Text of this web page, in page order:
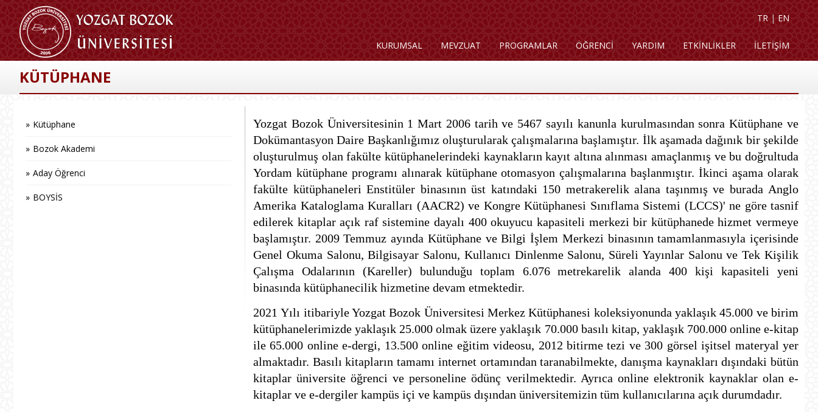
TR| EN
KURUMSAL MEVZUAT PROGRAMLAR ÖĞRENCİ YARDIM ETKİNLİKLER İLETİŞİM
KÜTÜPHANE
Yozgat Bozok Üniversitesinin 1 Mart 2006 tarih ve 5467 sayılı kanunla kurulmasından sonra Kütüphane ve
Dokümantasyon Daire Başkanlığımız oluşturularak çalışmalarına başlamıştır. İlk aşamada dağınık bir şekilde
oluşturulmuş olan fakülte kütüphanelerindeki kaynakların kayıt altına alınması amaçlanmış ve bu doğrultuda
Yordam kütüphane programı alınarak kütüphane otomasyon çalışmalarına başlanmıştır. İkinci aşama olarak
fakülte kütüphaneleri Enstitüler binasının üst katındaki 150 metrakerelik alana taşınmış ve burada Anglo
Amerika Kataloglama Kuralları (AACR2) ve Kongre Kütüphanesi Sınıflama Sistemi (LCCS)' ne göre tasnif
edilerek kitaplar açık raf sistemine dayalı 400 okuyucu kapasiteli merkezi bir kütüphanede hizmet vermeye
başlamıştır. 2009 Temmuz ayında Kütüphane ve Bilgi İşlem Merkezi binasının tamamlanmasıyla içerisinde
Genel Okuma Salonu, Bilgisayar Salonu, Kullanıcı Dinlenme Salonu, Süreli Yayınlar Salonu ve Tek Kişilik
Çalışma Odalarının (Kareller) bulunduğu toplam 6.076 metrekarelik alanda 400 kişi kapasiteli yeni
binasında kütüphanecilik hizmetine devam etmektedir.
2021 Yılı itibariyle Yozgat Bozok Üniversitesi Merkez Kütüphanesi koleksiyonunda yaklaşık 45.000 ve birim
kütüphanelerimizde yaklaşık 25.000 olmak üzere yaklaşık 70.000 basılı kitap, yaklaşık 700.000 online e-kitap
ile 65.000 online e-dergi, 13.500 online eğitim videosu, 2012 bitirme tezi ve 300 görsel işitsel materyal yer
almaktadır. Basılı kitapların tamamı internet ortamından taranabilmekte, danışma kaynakları dışındaki bütün
kitaplar üniversite öğrenci ve personeline ödünç verilmektedir. Ayrıca online elektronik kaynaklar olan e-
kitaplar ve e-dergiler kampüs içi ve kampüs dışından üniversitemizin tüm kullanıcılarına açık durumdadır.
Kütüphane
Bozok Akademi
Aday Öğrenci
BOYSİS